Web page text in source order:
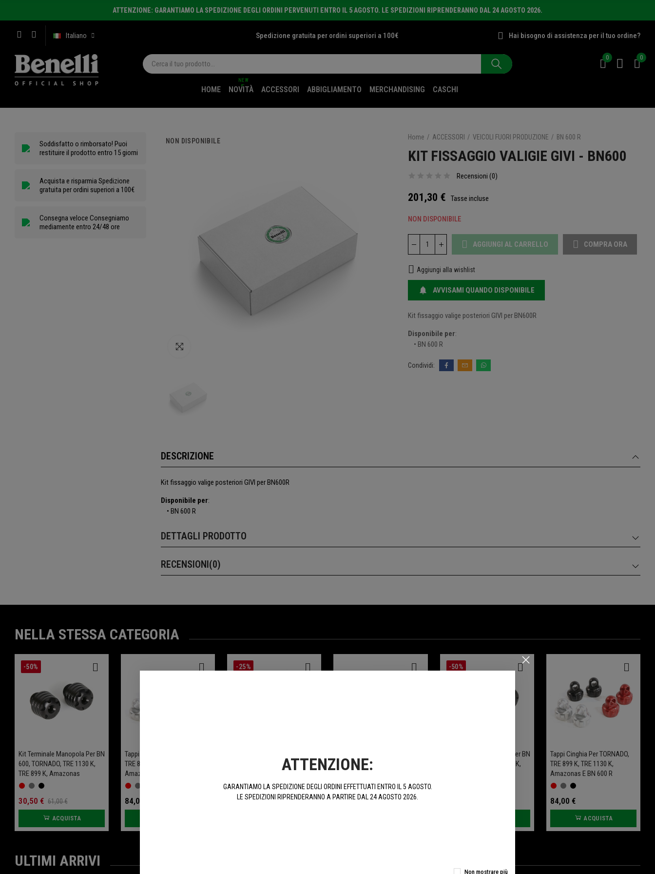
ATTENZIONE: GARANTIAMO LA SPEDIZIONE DEGLI ORDINI PERVENUTI ENTRO IL 5 AGOSTO. LE SPEDIZIONI RIPRENDERANNO DAL 24 AGOSTO 2026.
Italiano Spedizione gratuita per ordini superiori a 100€ Hai bisogno di assistenza per il tuo ordine?
HOME NOVITÀ
NEW
ACCESSORI ABBIGLIAMENTO MERCHANDISING CASCHI
0 0
NON DISPONIBILE Home ACCESSORI VEICOLI FUORI PRODUZIONE BN 600 R
KIT FISSAGGIO VALIGIE GIVI - BN600
Recensioni (0)
201,30 € Tasse incluse
NON DISPONIBILE
AGGIUNGI AL CARRELLO COMPRA ORA
Aggiungi alla wishlist
 AVVISAMI QUANDO DISPONIBILE
Kit fissaggio valige posteriori GIVI per BN600R
Disponibile per:
• BN 600 R
DESCRIZIONE
Kit fissaggio valige posteriori GIVI per BN600R
Disponibile per:
• BN 600 R
DETTAGLI PRODOTTO
RECENSIONI(0)
Soddisfatto o rimborsato! Puoi
restituire il prodotto entro 15 giorni
Acquista e risparmia Spedizione
gratuita per ordini superiori a 100€
Consegna veloce Consegniamo
mediamente entro 24/48 ore
NELLA STESSA CATEGORIA
-50%
Kit Terminale Manopola Per BN
600, TORNADO, TRE 1130 K,
TRE 899 K, Amazonas
30,50 € 61,00 €
ACQUISTA
Tappi Cinghia Per TORNADO,
TRE 899 K, TRE 1130 K,
Amazonas E BN 600 R
84,00 €
-25%
70,00 € 93,33 €
BN600R E BN302
119,56 €
-50%
Kit Terminale Manopola Per BN
600, TORNADO, TRE 1130 K,
Tappi Cinghia Per TORNADO,
TRE 899 K, TRE 1130 K,
Amazonas E BN 600 R
84,00 €
ACQUISTA
ULTIMI ARRIVI
ATTENZIONE:
GARANTIAMO LA SPEDIZIONE DEGLI ORDINI EFFETTUATI ENTRO IL 5 AGOSTO.
LE SPEDIZIONI RIPRENDERANNO A PARTIRE DAL 24 AGOSTO 2026.
Non mostrare più